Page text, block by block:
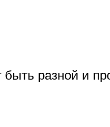
разной и